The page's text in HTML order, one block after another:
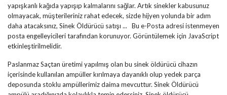
yapışkanlı kağıda yapışıp kalmalarını sağlar. Artık sinekler kabusunuz
olmayacak, müşterileriniz rahat edecek, sizde hijyen yolunda bir adım
daha atacaksınız, Sinek Öldürücü satışı ... Bu e-Posta adresi istenmeyen
posta engelleyicileri tarafından korunuyor. Görüntülemek için JavaScript
etkinleştirilmelidir.
Paslanmaz Saçtan üretimi yapılmış olan bu sinek öldürücü cihazın
içerisinde kullanılan ampüller kırılmaya dayanıklı olup yedek parça
deposunda stoklu ampüllerimiz daima mevcuttur. Sinek Öldürücü